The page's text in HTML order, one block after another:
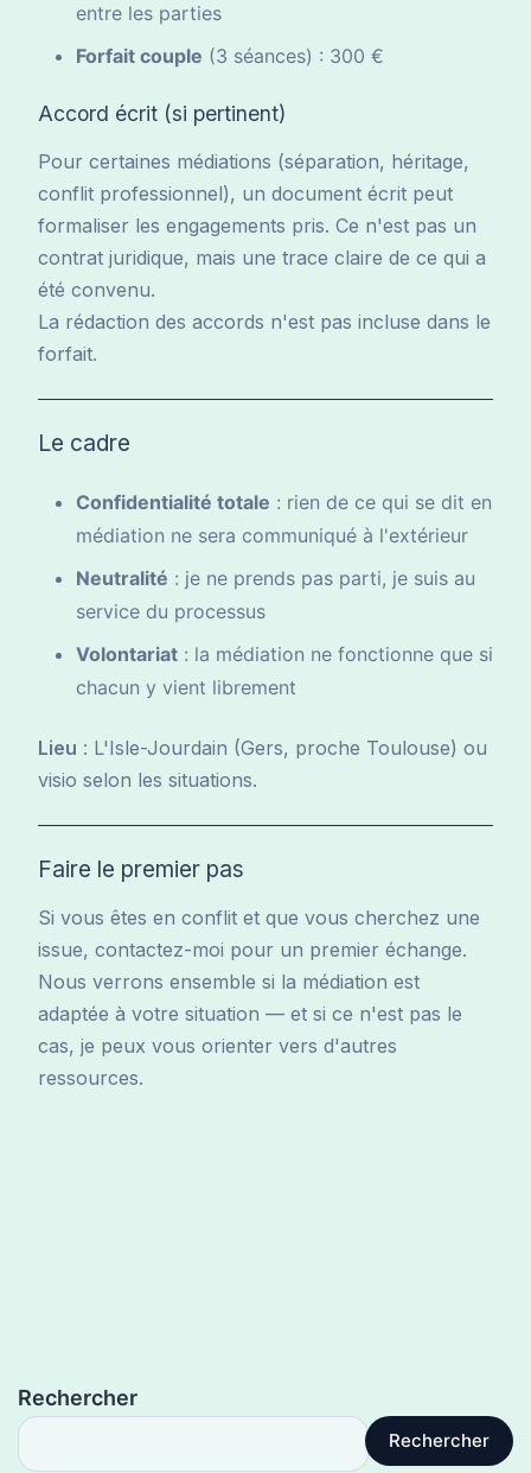
entre les parties
Forfait couple (3 séances) : 300 €
Accord écrit (si pertinent)
Pour certaines médiations (séparation, héritage,
conflit professionnel), un document écrit peut
formaliser les engagements pris. Ce n'est pas un
contrat juridique, mais une trace claire de ce qui a
été convenu.
La rédaction des accords n'est pas incluse dans le
forfait.
Le cadre
Confidentialité totale : rien de ce qui se dit en
médiation ne sera communiqué à l'extérieur
Neutralité : je ne prends pas parti, je suis au
service du processus
Volontariat : la médiation ne fonctionne que si
chacun y vient librement
Lieu : L'Isle-Jourdain (Gers, proche Toulouse) ou
visio selon les situations.
Faire le premier pas
Si vous êtes en conflit et que vous cherchez une
issue, contactez-moi pour un premier échange.
Nous verrons ensemble si la médiation est
adaptée à votre situation — et si ce n'est pas le
cas, je peux vous orienter vers d'autres
ressources.
Rechercher
Rechercher